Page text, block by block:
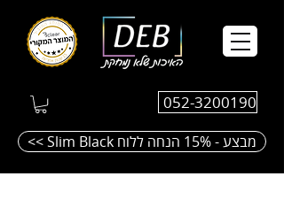
052-3200190
<< Slim Black מבצע - 15% הנחה ללוח